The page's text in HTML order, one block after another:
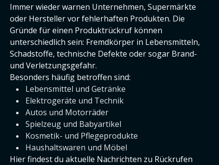
Immer wieder warnen Unternehmen, Supermärkte
oder Hersteller vor fehlerhaften Produkten. Die
Gründe für einen Produktrückruf können
unterschiedlich sein: Fremdkörper in Lebensmitteln,
Schadstoffe, technische Defekte oder sogar Brand-
und Verletzungsgefahr.
Besonders häufig betroffen sind:
Lebensmittel und Getränke
Elektrogeräte und Technik
Autos und Motorräder
Spielzeug und Babyartikel
Kosmetik- und Pflegeprodukte
Haushaltswaren und Möbel
Hier findest du aktuelle Nachrichten zu Rückrufen